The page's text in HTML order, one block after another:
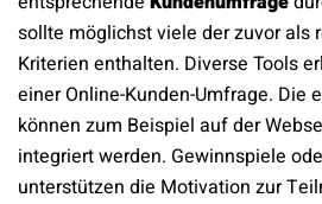
sollte möglichst viele der zuvor als
Kriterien enthalten. Diverse Tools
einer Online-Kunden-Umfrage. Die
können zum Beispiel auf der
integriert werden. Gewinnspiele
unterstützen die Motivation zur